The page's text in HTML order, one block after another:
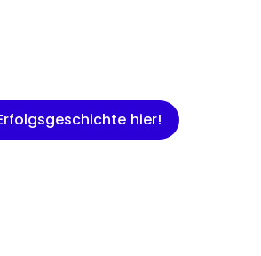
hier!